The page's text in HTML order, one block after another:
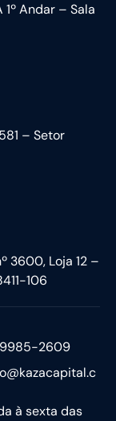
Andar – Sala
– Setor
3600, Loja 12 –
106
2609
à sexta das